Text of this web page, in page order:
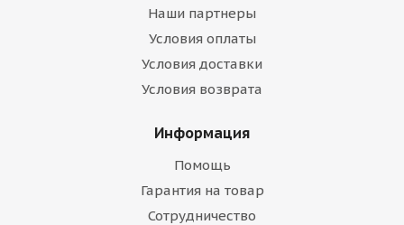
Наши партнеры
Условия оплаты
Условия доставки
Условия возврата
Информация
Помощь
Гарантия на товар
Сотрудничество